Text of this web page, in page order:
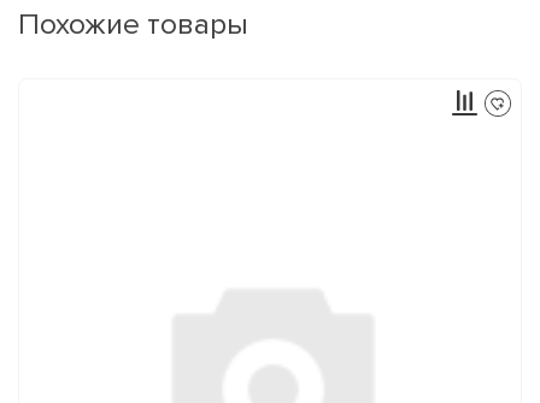
Похожие товары